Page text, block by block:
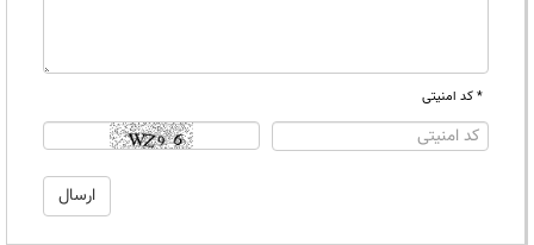
* کد امنیتی